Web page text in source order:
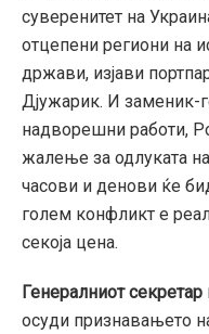
суверенитет на
отцепени региони на
држави, изјави
Дјужарик. И заменик-
надворешни работи,
жалење за одлуката
часови и денови ќе
голем конфликт е
секоја цена.
Генералниот
осуди признавањето